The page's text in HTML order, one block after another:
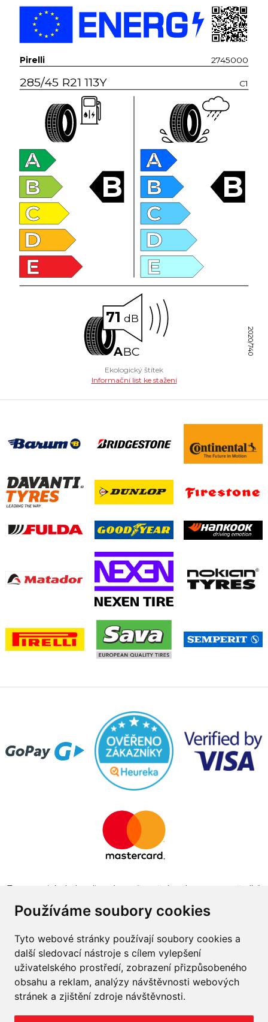
Používáme soubory cookies
Tyto webové stránky používají soubory cookies a
další sledovací nástroje s cílem vylepšení
uživatelského prostředí, zobrazení přizpůsobeného
obsahu a reklam, analýzy návštěvnosti webových
stránek a zjištění zdroje návštěvnosti.
Pirelli 2745000
285/45 R21 113Y C1
A
B
C
D
E
B
A
B
C
D
E
B
71 dB
ABC 2020/740
Ekologický štítek
Informační list ke stažení
Tento projekt byl realizován za finanční podpory z prostředků
obchodu v programu The Country for the Future
Napište nám